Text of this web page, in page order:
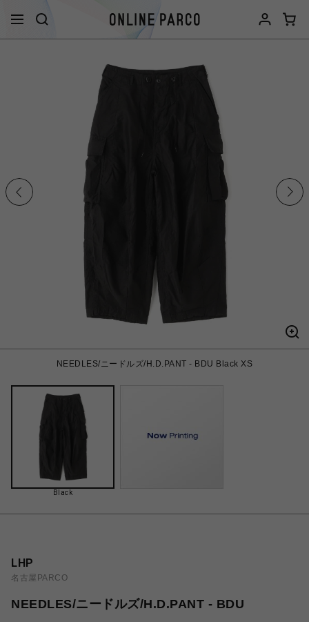
NEEDLES/ニードルズ/H.D.PANT - BDU Black XS
Black
LHP
名古屋PARCO
NEEDLES/ニードルズ/H.D.PANT - BDU